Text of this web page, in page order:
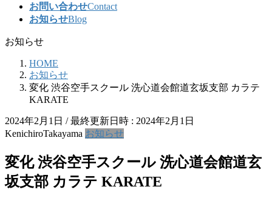
お問い合わせContact
お知らせBlog
お知らせ
HOME
お知らせ
変化 渋谷空手スクール 洗心道会館道玄坂支部 カラテ
KARATE
2024年2月1日 / 最終更新日時 : 2024年2月1日
KenichiroTakayama お知らせ
変化 渋谷空手スクール 洗心道会館道玄
坂支部 カラテ KARATE